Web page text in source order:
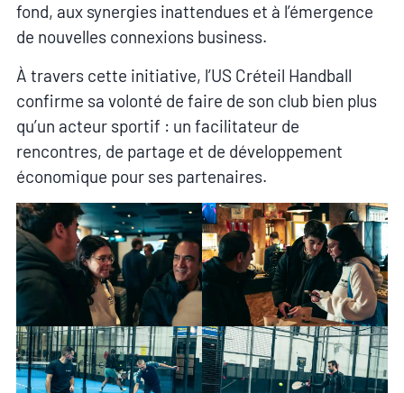
fond, aux synergies inattendues et à l’émergence
de nouvelles connexions business.
À travers cette initiative, l’US Créteil Handball
confirme sa volonté de faire de son club bien plus
qu’un acteur sportif : un facilitateur de
rencontres, de partage et de développement
économique pour ses partenaires.